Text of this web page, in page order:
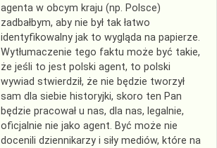
agenta w obcym kraju (np. Polsce)
zadbałbym, aby nie był tak łatwo
identyfikowalny jak to wygląda na papierze.
Wytłumaczenie tego faktu może być takie,
że jeśli to jest polski agent, to polski
wywiad stwierdził, że nie będzie tworzył
sam dla siebie historyjki, skoro ten Pan
będzie pracował u nas, dla nas, legalnie,
oficjalnie nie jako agent. Być może nie
docenili dziennikarzy i siły mediów, które na